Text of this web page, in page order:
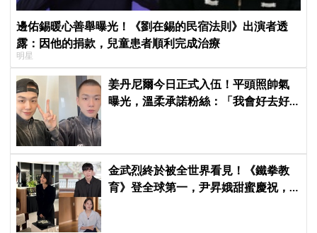
邊佑錫暖心善舉曝光！《劉在錫的民宿法則》出演者透
露：因他的捐款，兒童患者順利完成治療
明星
姜丹尼爾今日正式入伍！平頭照帥氣
曝光，溫柔承諾粉絲：「我會好去好
金武烈終於被全世界看見！《鐵拳教
育》登全球第一，尹昇娥甜蜜慶祝，